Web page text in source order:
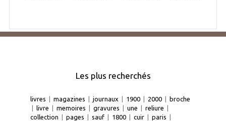
Les plus recherchés
livres | magazines | journaux | 1900 | 2000 | broche
| livre | memoires | gravures | une | reliure |
collection | pages | sauf | 1800 | cuir | paris |